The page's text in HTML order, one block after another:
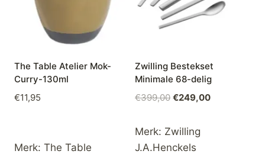
The Table Atelier Mok-
Curry-130ml
€11,95
Merk: The Table
Zwilling Bestekset
Minimale 68-delig
€399,00 Oorspronkelijke
was:
€399,00.
€249,00Huidige
Merk: Zwilling
J.A.Henckels